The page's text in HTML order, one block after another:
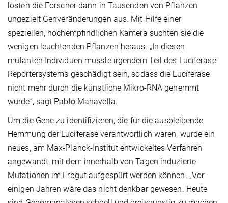
lösten die Forscher dann in Tausenden von Pflanzen
ungezielt Genveränderungen aus. Mit Hilfe einer
speziellen, hochempfindlichen Kamera suchten sie die
wenigen leuchtenden Pflanzen heraus. „In diesen
mutanten Individuen musste irgendein Teil des Luciferase-
Reportersystems geschädigt sein, sodass die Luciferase
nicht mehr durch die künstliche Mikro-RNA gehemmt
wurde“, sagt Pablo Manavella.
Um die Gene zu identifizieren, die für die ausbleibende
Hemmung der Luciferase verantwortlich waren, wurde ein
neues, am Max-Planck-Institut entwickeltes Verfahren
angewandt, mit dem innerhalb von Tagen induzierte
Mutationen im Erbgut aufgespürt werden können. „Vor
einigen Jahren wäre das nicht denkbar gewesen. Heute